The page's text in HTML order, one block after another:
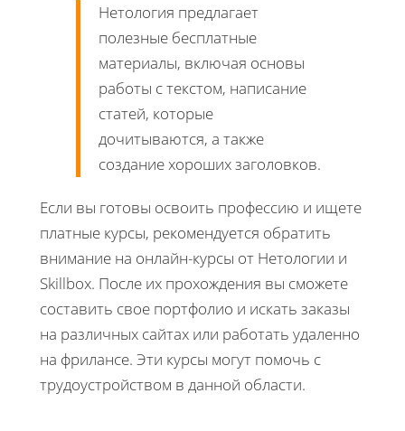
Нетология предлагает
полезные бесплатные
материалы, включая основы
работы с текстом, написание
статей, которые
дочитываются, а также
создание хороших заголовков.
Если вы готовы освоить профессию и ищете
платные курсы, рекомендуется обратить
внимание на онлайн-курсы от Нетологии и
Skillbox. После их прохождения вы сможете
составить свое портфолио и искать заказы
на различных сайтах или работать удаленно
на фрилансе. Эти курсы могут помочь с
трудоустройством в данной области.